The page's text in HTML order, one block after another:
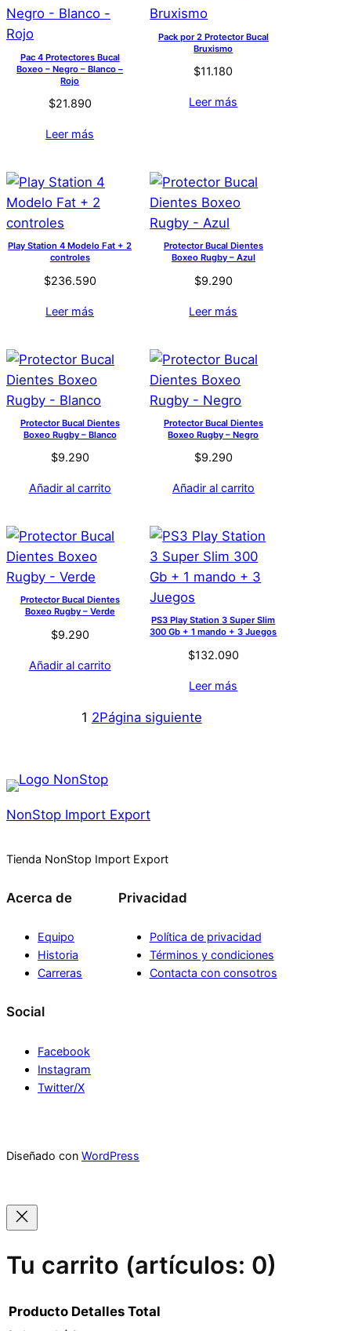
Pac 4 Protectores Bucal
Boxeo – Negro – Blanco –
Rojo
$21.890
Leer más
Pack por 2 Protector Bucal
Bruxismo
$11.180
Leer más
Play Station 4 Modelo Fat + 2
controles
$236.590
Leer más
Protector Bucal Dientes
Boxeo Rugby – Azul
$9.290
Leer más
Protector Bucal Dientes
Boxeo Rugby – Blanco
$9.290
Añadir al carrito
Protector Bucal Dientes
Boxeo Rugby – Negro
$9.290
Añadir al carrito
Protector Bucal Dientes
Boxeo Rugby – Verde
$9.290
Añadir al carrito
PS3 Play Station 3 Super Slim
300 Gb + 1 mando + 3 Juegos
$132.090
Leer más
1 2Página siguiente
NonStop Import Export
Tienda NonStop Import Export
Acerca de
Equipo
Historia
Carreras
Privacidad
Política de privacidad
Términos y condiciones
Contacta con consotros
Social
Facebook
Instagram
Twitter/X
Diseñado con WordPress
Tu carrito (artículos: 0)
Producto Detalles Total